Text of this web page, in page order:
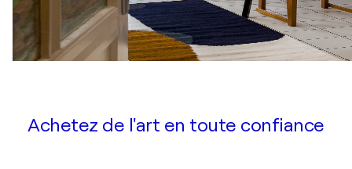
Achetez de l'art en toute confiance